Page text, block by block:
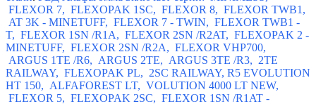
FLEXOR 7, FLEXOPAK 1SС, FLEXOR 8, FLEXOR TWB1,
AT 3K - MINETUFF, FLEXOR 7 - TWIN, FLEXOR TWB1 -
T, FLEXOR 1SN /R1A, FLEXOR 2SN /R2AT, FLEXOPAK 2 -
MINETUFF, FLEXOR 2SN /R2A, FLEXOR VHP700,
ARGUS 1TE /R6, ARGUS 2TЕ, ARGUS 3TE /R3, 2TE
RAILWAY, FLEXOPAK PL, 2SC RAILWAY, R5 EVOLUTION
HT 150, ALFAFOREST LT, VOLUTION 4000 LT NEW,
FLEXOR 5, FLEXOPAK 2SС, FLEXOR 1SN /R1AT -